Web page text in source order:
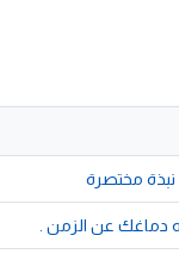
نبذة مختصرة
دماغك عن الزمن .